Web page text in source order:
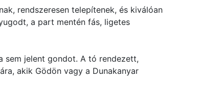
rendszeresen telepítenek, és kiválóan
a part mentén fás, ligetes
sem jelent gondot. A tó rendezett,
akik Gödön vagy a Dunakanyar